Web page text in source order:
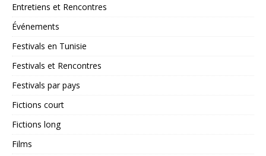
Entretiens et Rencontres
Événements
Festivals en Tunisie
Festivals et Rencontres
Festivals par pays
Fictions court
Fictions long
Films